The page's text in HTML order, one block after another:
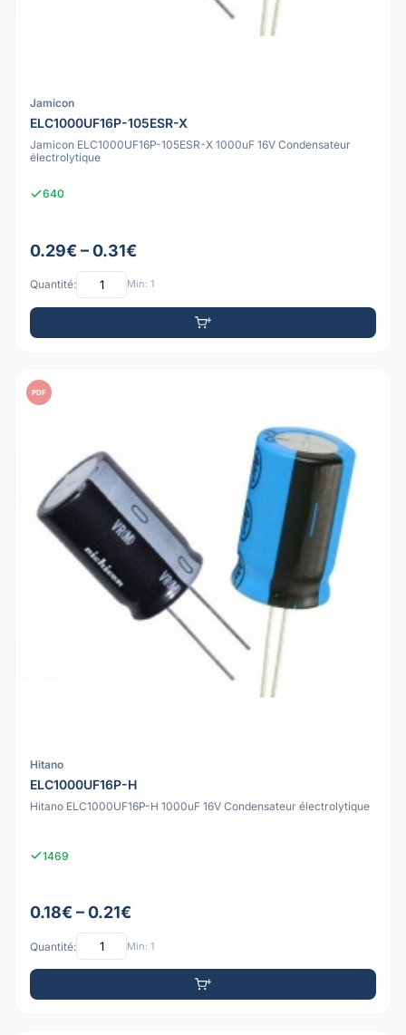
Jamicon
ELC1000UF16P-105ESR-X
Jamicon ELC1000UF16P-105ESR-X 1000uF 16V Condensateur
électrolytique
640
0.29€ – 0.31€
Quantité: Min: 1
PDF
Hitano
ELC1000UF16P-H
Hitano ELC1000UF16P-H 1000uF 16V Condensateur électrolytique
1469
0.18€ – 0.21€
Quantité: Min: 1